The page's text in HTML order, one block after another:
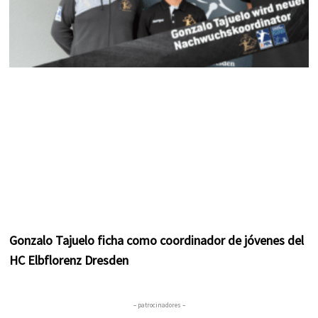
Gonzalo Tajuelo ficha como coordinador de jóvenes del
HC Elbflorenz Dresden
– patrocinadores –